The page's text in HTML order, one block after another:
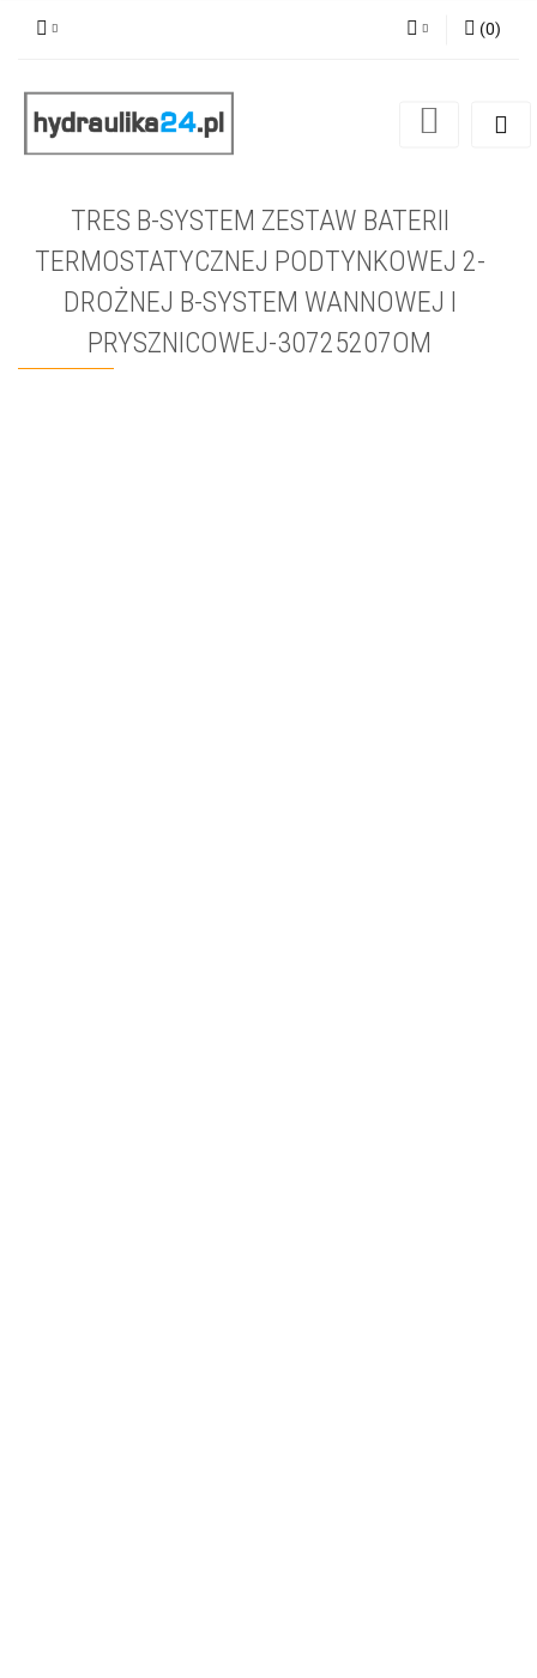
Zarejestruj się
(0)
TRES B-SYSTEM ZESTAW BATERII
TERMOSTATYCZNEJ PODTYNKOWEJ 2-
DROŻNEJ B-SYSTEM WANNOWEJ I
PRYSZNICOWEJ-30725207OM